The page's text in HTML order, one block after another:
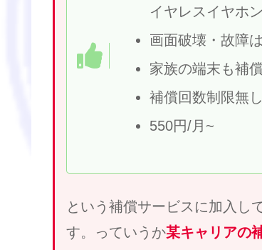
イヤレスイヤホ
画面破壊・故障
家族の端末も補
補償回数制限無
550円/月~
という補償サービスに加入し
す。っていうか某キャリアの